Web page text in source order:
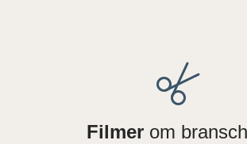
Filmer om